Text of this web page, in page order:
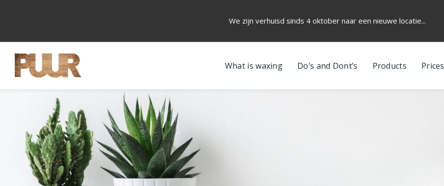
We zijn verhuisd sinds 4 oktober naar een nieuwe locatie...
What is waxing Do’s and Dont’s Products Prices